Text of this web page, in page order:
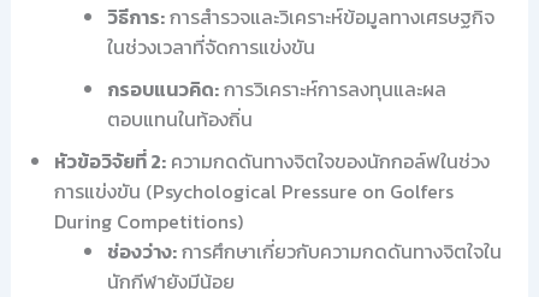
วิธีการ:การสำรวจและวิเคราะห์ข้อมูลทางเศรษฐกิจ
ในช่วงเวลาที่จัดการแข่งขัน
กรอบแนวคิด:การวิเคราะห์การลงทุนและผล
ตอบแทนในท้องถิ่น
หัวข้อวิจัยที่ 2:ความกดดันทางจิตใจของนักกอล์ฟในช่วง
การแข่งขัน (Psychological Pressure on Golfers
During Competitions)
ช่องว่าง:การศึกษาเกี่ยวกับความกดดันทางจิตใจใน
นักกีฬายังมีน้อย